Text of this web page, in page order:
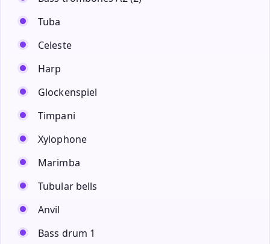
Tuba
Celeste
Harp
Glockenspiel
Timpani
Xylophone
Marimba
Tubular bells
Anvil
Bass drum 1